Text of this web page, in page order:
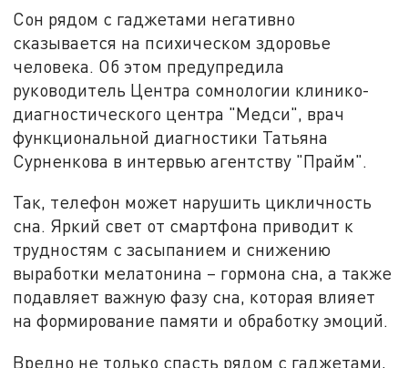
Сон рядом с гаджетами негативно
сказывается на психическом здоровье
человека. Об этом предупредила
руководитель Центра сомнологии клинико-
диагностического центра "Медси", врач
функциональной диагностики Татьяна
Сурненкова в интервью агентству "Прайм".
Так, телефон может нарушить цикличность
сна. Яркий свет от смартфона приводит к
трудностям с засыпанием и снижению
выработки мелатонина – гормона сна, а также
подавляет важную фазу сна, которая влияет
на формирование памяти и обработку эмоций.
Вредно не только спасть рядом с гаджетами,